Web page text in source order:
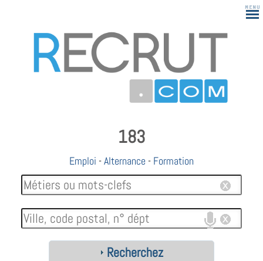
183
Emploi -Alternance - Formation
Recherchez